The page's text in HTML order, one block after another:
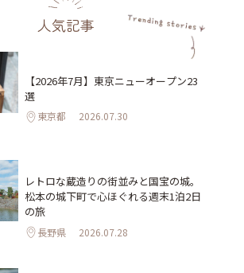
人気記事
【2026年7月】東京ニューオープン23
選
東京都 2026.07.30
レトロな蔵造りの街並みと国宝の城。
松本の城下町で心ほぐれる週末1泊2日
の旅
長野県 2026.07.28